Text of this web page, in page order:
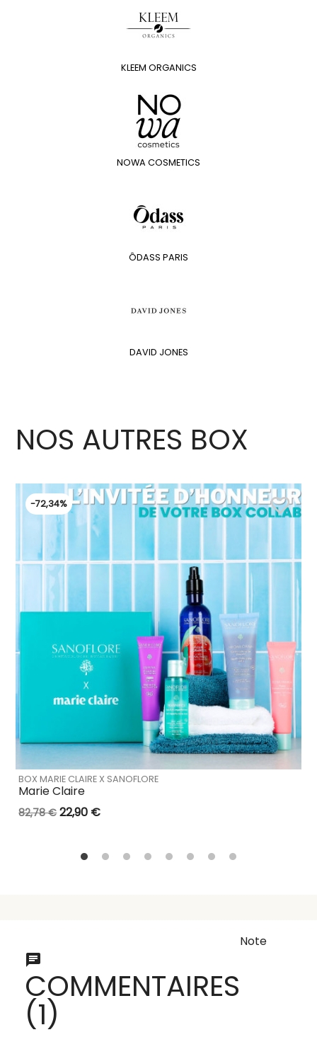
KLEEM ORGANICS
NOWA COSMETICS
ÔDASS PARIS
DAVID JONES
NOS AUTRES BOX
BOX MARIE CLAIRE X SANOFLORE
Marie Claire
82,78 € 22,90 €
-72,34% favorite_border
COMMENTAIRES
(1)
Note